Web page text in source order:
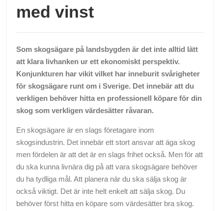
med vinst
Som skogsägare på landsbygden är det inte alltid lätt
att klara livhanken ur ett ekonomiskt perspektiv.
Konjunkturen har vikit vilket har inneburit svårigheter
för skogsägare runt om i Sverige. Det innebär att du
verkligen behöver hitta en professionell köpare för din
skog som verkligen värdesätter råvaran.
En skogsägare är en slags företagare inom
skogsindustrin. Det innebär ett stort ansvar att äga skog
men fördelen är att det är en slags frihet också. Men för att
du ska kunna livnära dig på att vara skogsägare behöver
du ha tydliga mål. Att planera när du ska sälja skog är
också viktigt. Det är inte helt enkelt att sälja skog. Du
behöver först hitta en köpare som värdesätter bra skog.